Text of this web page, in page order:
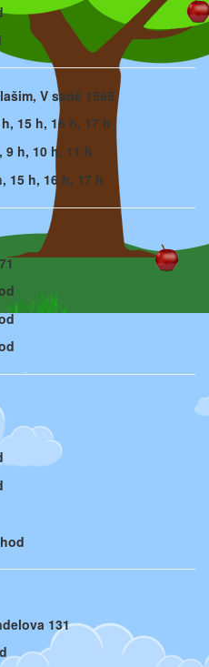
Vlašim, V sadě 1565
15 h, 16 h, 17 h
9 h, 10 h, 11 h
15 h, 16 h, 17 h
271
41
Mendelova 131